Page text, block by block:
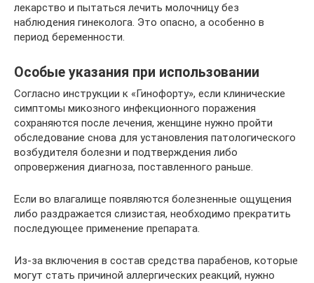
лекарство и пытаться лечить молочницу без
наблюдения гинеколога. Это опасно, а особенно в
период беременности.
Особые указания при использовании
Согласно инструкции к «Гинофорту», если клинические
симптомы микозного инфекционного поражения
сохраняются после лечения, женщине нужно пройти
обследование снова для установления патологического
возбудителя болезни и подтверждения либо
опровержения диагноза, поставленного раньше.
Если во влагалище появляются болезненные ощущения
либо раздражается слизистая, необходимо прекратить
последующее применение препарата.
Из-за включения в состав средства парабенов, которые
могут стать причиной аллергических реакций, нужно